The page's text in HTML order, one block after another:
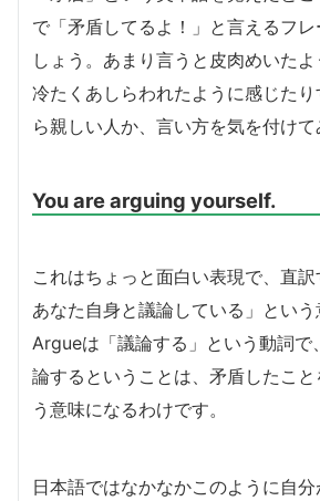
で「矛盾してるよ！」と言えるフレ
しょう。あまり言うと皮肉めいたよ
冷たくあしらわれたように感じた
ら親しい人か、言い方を気を付けて
You are arguing yourself.
これはちょっと面白い表現で、直
あなた自身と議論している」という
Argueは「議論する」という動詞で
論するということは、矛盾したこ
う意味になるわけです。
日本語ではなかなかこのように自